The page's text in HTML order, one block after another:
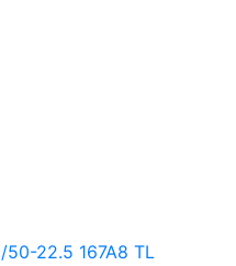
22.5 167A8 TL